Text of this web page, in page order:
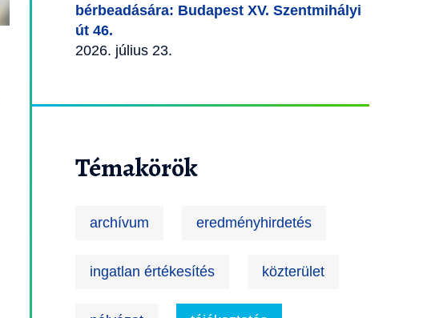
bérbeadására: Budapest XV. Szentmihályi
út 46.
2026. július 23.
Témakörök
archívum eredményhirdetés
ingatlan értékesítés közterület